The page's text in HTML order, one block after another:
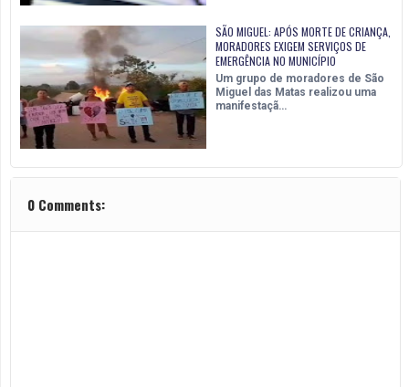
SÃO MIGUEL: APÓS MORTE DE CRIANÇA,
MORADORES EXIGEM SERVIÇOS DE
EMERGÊNCIA NO MUNICÍPIO
Um grupo de moradores de São
Miguel das Matas realizou uma
manifestaçã…
0 Comments: